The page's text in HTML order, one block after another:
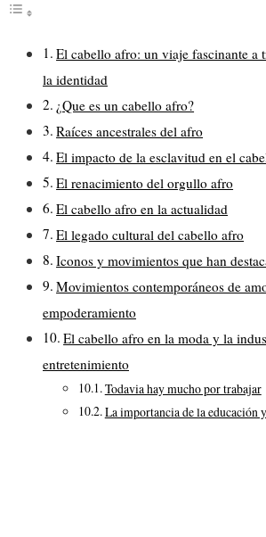
El cabello afro: un viaje fascinante a
la identidad
¿Que es un cabello afro?
Raíces ancestrales del afro
El impacto de la esclavitud en el
El renacimiento del orgullo afro
El cabello afro en la actualidad
El legado cultural del cabello afro
Iconos y movimientos que han
Movimientos contemporáneos de
empoderamiento
El cabello afro en la moda y la
entretenimiento
Todavia hay mucho por trabajar
La importancia de la educación